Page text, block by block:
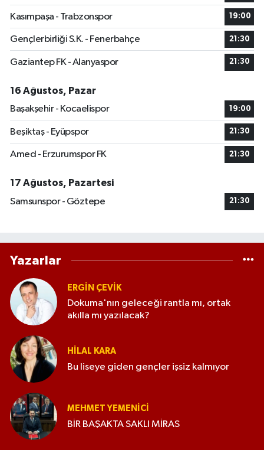
Kasımpaşa - Trabzonspor 19:00
Gençlerbirliği S.K. - Fenerbahçe 21:30
Gaziantep FK - Alanyaspor 21:30
16 Ağustos, Pazar
Başakşehir - Kocaelispor
19:00
Beşiktaş - Eyüpspor 21:30
Amed - Erzurumspor FK 21:30
17 Ağustos, Pazartesi
Samsunspor - Göztepe
21:30
Yazarlar
ERGIN ÇEVİK
Dokuma'nın geleceği rantla mı, ortak
akılla mı yazılacak?
HILAL KARA
Bu liseye giden gençler işsiz kalmıyor
MEHMET YEMENICI
BİR BAŞAKTA SAKLI MİRAS